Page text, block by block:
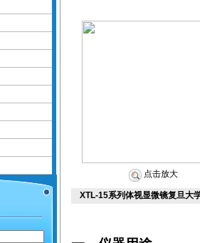
点击放大
XTL-15系列体视显微镜复旦大